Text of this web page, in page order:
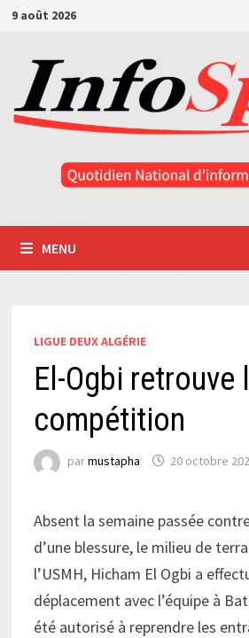
Passer
contenu
9 août 2026
MENU
LIGUE DEUX ALGÉRIE
El-Ogbi retrouve
compétition
parmustapha 20 octobre
Absent la semaine passée
d’une blessure, le milieu de
l’USMH, Hicham El Ogbi a
déplacement avec l’équipe à
été autorisé à reprendre les